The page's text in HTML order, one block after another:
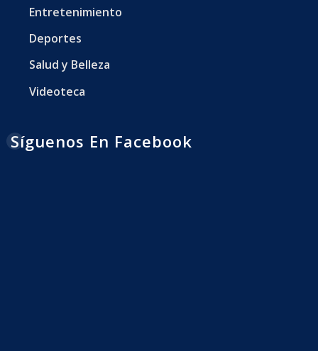
Entretenimiento
Deportes
Salud y Belleza
Videoteca
Síguenos En Facebook